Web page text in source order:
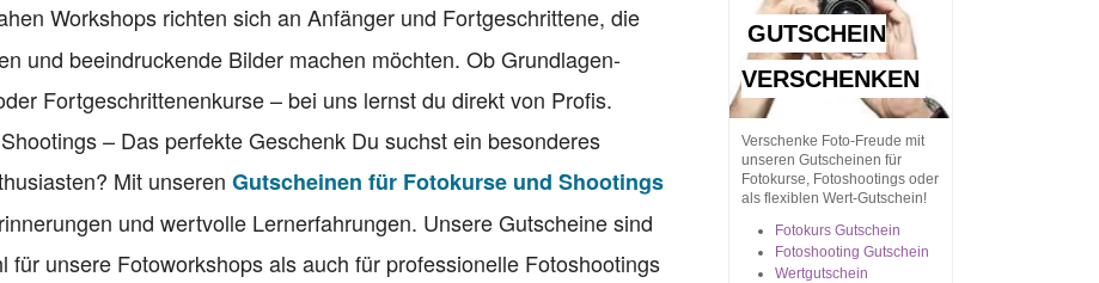
Workshops richten sich an Anfänger und Fortgeschrittene, die
und beeindruckende Bilder machen möchten. Ob Grundlagen-
Fortgeschrittenenkurse – bei uns lernst du direkt von Profis.
– Das perfekte Geschenk Du suchst ein besonderes
Mit unseren Gutscheinen für Fotokurse und Shootings
und wertvolle Lernerfahrungen. Unsere Gutscheine sind
für unsere Fotoworkshops als auch für professionelle Fotoshootings
GUTSCHEIN
VERSCHENKEN
Verschenke Foto-Freude mit
unseren Gutscheinen für
Fotokurse, Fotoshootings oder
als flexiblen Wert-Gutschein!
Fotokurs Gutschein
Fotoshooting Gutschein
Wertgutschein